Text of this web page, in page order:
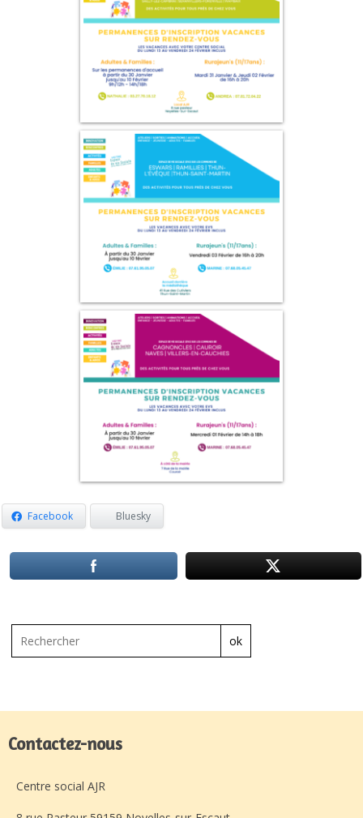
Facebook Bluesky
ok
Contactez-nous
Centre social AJR